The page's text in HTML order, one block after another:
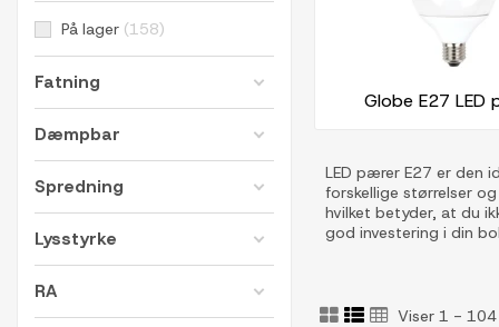
Globe E27 LED
LED pærer E27 er den
forskellige størrelser
hvilket betyder, at du
god investering i din
Viser 1 -
På lager 158
Fatning
Dæmpbar
Spredning
Lysstyrke
RA